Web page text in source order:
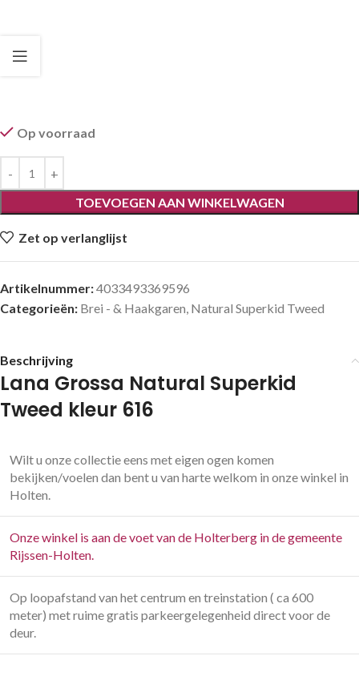
Op voorraad
TOEVOEGEN AAN WINKELWAGEN
Zet op verlanglijst
Artikelnummer:4033493369596
Categorieën: Brei - & Haakgaren, Natural Superkid Tweed
Beschrijving
Lana Grossa Natural Superkid
Tweed kleur 616
Wilt u onze collectie eens met eigen ogen komen
bekijken/voelen dan bent u van harte welkom in onze winkel in
Holten.
Onze winkel is aan de voet van de Holterberg in de gemeente
Rijssen-Holten.
Op loopafstand van het centrum en treinstation ( ca 600
meter) met ruime gratis parkeergelegenheid direct voor de
deur.